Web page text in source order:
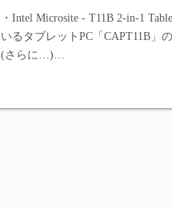
・Intel Microsite - T11B 2-in-1
いるタブレットPC「CAPT11B」
(さらに…)…